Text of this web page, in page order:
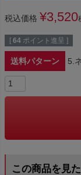
税込価格 ¥3,520
[ 64 ポイント進呈 ]
送料パターン 5.
この商品を見